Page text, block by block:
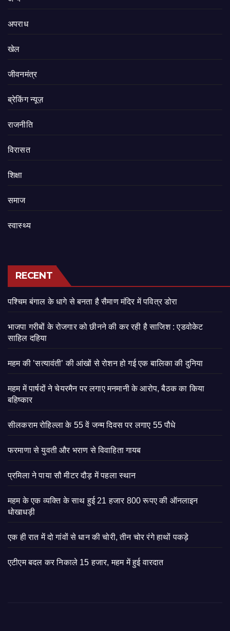
अपराध
खेल
जीवनमंत्र
ब्रेकिंग न्यूज़
राजनीति
‍‍विरासत
शिक्षा
समाज
स्वास्थ्य
RECENT
पश्चिम बंगाल के धागे से बनता है सैमाण मंदिर में पवित्र डोरा
भाजपा गरीबों के रोजगार को छीनने की कर रही है साजिश : एडवोकेट
साहिल दहिया
महम की ’सत्यावंती’ की आंखों से रोशन हो गई एक बालिका की दुनिया
महम में पार्षदों ने चेयरमैन पर लगाए मनमानी के आरोप, बैठक का किया
बहिष्कार
सीलकराम रोहिल्ला के 55 वें जन्म दिवस पर लगाए 55 पौधे
फरमाणा से युवती और भराण से विवाहिता गायब
प्रमिला ने पाया सौ मीटर दौड़ में पहला स्थान
महम के एक व्यक्ति के साथ हुई 21 हजार 800 रूपए की ऑनलाइन
धोखाधड़ी
एक ही रात में दो गांवों से धान की चोरी, तीन चोर रंगे हाथों पकड़े
एटीएम बदल कर निकाले 15 हजार, महम में हुई वारदात